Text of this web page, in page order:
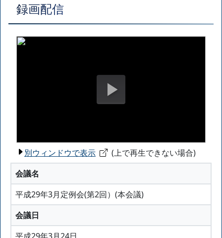
録画配信
別ウィンドウで表示
(上で再生できない場合)
会議名
平成29年3月定例会(第2回）(本会議)
会議日